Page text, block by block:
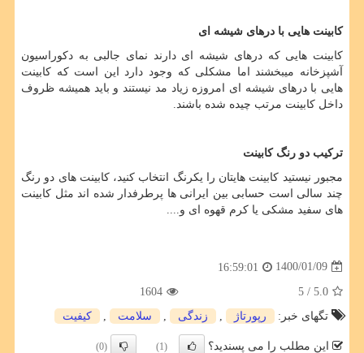
کابینت هایی با درهای شیشه ای
کابینت هایی که درهای شیشه ای دارند نمای جالبی به دکوراسیون
آشپزخانه میبخشند اما مشکلی که وجود دارد این است که کابینت
هایی با درهای شیشه ای امروزه زیاد مد نیستند و باید همیشه ظروف
داخل کابینت مرتب چیده شده باشند.
ترکیب دو رنگ کابینت
مجبور نیستید کابینت هایتان را یکرنگ انتخاب کنید، کابینت های دو رنگ
چند سالی است حسابی بین ایرانی ها پرطرفدار شده اند مثل کابینت
های سفید مشکی یا کرم قهوه ای و....
1400/01/09
16:59:01
5.0
/ 5
1604
تگهای خبر:
رپورتاژ زندگی سلامت كیفیت
این مطلب را می پسندید؟ (1)
(0)